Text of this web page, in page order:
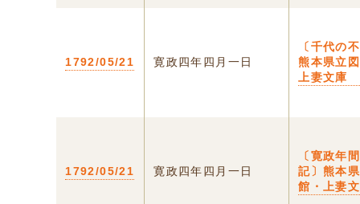
1792/05/21 寛政四年四月一日
〔千代の
熊本県立
上妻文庫
1792/05/21 寛政四年四月一日
〔寛政年
記〕熊本
館・上妻